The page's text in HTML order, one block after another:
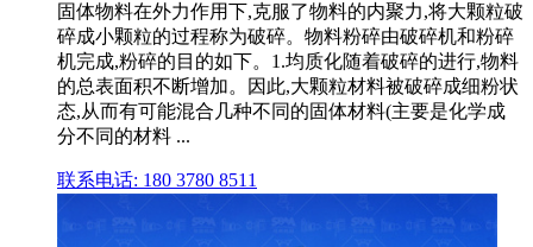
固体物料在外力作用下,克服了物料的内聚力,将大颗粒破
碎成小颗粒的过程称为破碎。物料粉碎由破碎机和粉碎
机完成,粉碎的目的如下。1.均质化随着破碎的进行,物料
的总表面积不断增加。因此,大颗粒材料被破碎成细粉状
态,从而有可能混合几种不同的固体材料(主要是化学成
分不同的材料 ...
联系电话: 180 3780 8511